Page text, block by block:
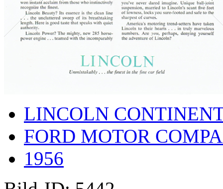
LINCOLN
FORD MOTOR
1956